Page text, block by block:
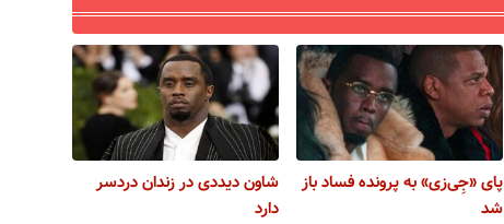
پای «جِی‌زی» به پرونده فساد باز
شد
شاون دیددی در زندان دردسر
دارد